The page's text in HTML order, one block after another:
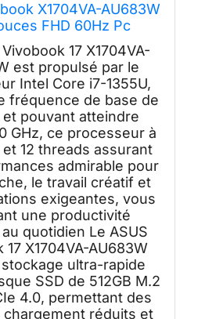
X1704VA-AU683W
FHD 60Hz Pc
Intel Core
DDR4, 512GB SSD,
Graphics, Windows 11
– Clavier AZERTY
17 X1704VA-
est propulsé par le
Intel Core i7-1355U,
fréquence de base de
et pouvant atteindre
GHz, ce processeur à
12 threads assurant
admirable pour
le travail créatif et
exigeantes, vous
une productivité
quotidien Le ASUS
17 X1704VA-AU683W
ultra-rapide
SSD de 512GB M.2
4.0, permettant des
chargement réduits et